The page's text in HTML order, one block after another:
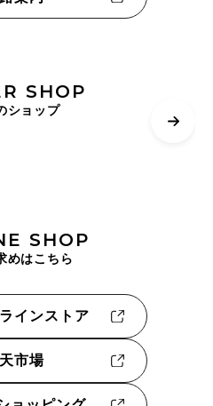
SHOP
ショップ
SHOP
めはこちら
インストア
市場